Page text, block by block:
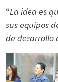
“La idea es
sus equipos
de desarrollo